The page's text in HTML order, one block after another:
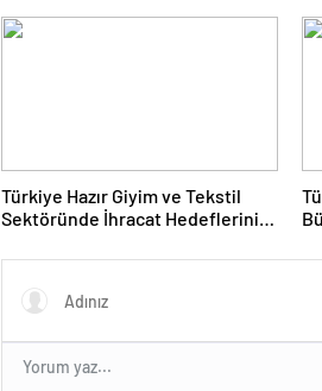
Türkiye Hazır Giyim ve Tekstil
Sektöründe İhracat Hedeflerini